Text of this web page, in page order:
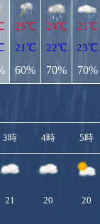
25℃
21℃
60%
24℃
22℃
70%
25℃
23℃
70%
3時 4時 5時
21 20 20